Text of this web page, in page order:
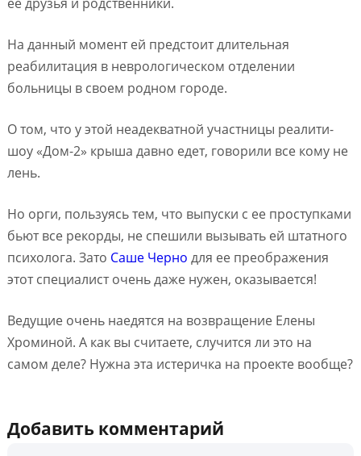
На данный момент ей предстоит длительная
реабилитация в неврологическом отделении
больницы в своем родном городе.
О том, что у этой неадекватной участницы реалити-
шоу «Дом-2» крыша давно едет, говорили все кому не
лень.
Но орги, пользуясь тем, что выпуски с ее проступками
бьют все рекорды, не спешили вызывать ей штатного
психолога. Зато Саше Черно для ее преображения
этот специалист очень даже нужен, оказывается!
Ведущие очень наедятся на возвращение Елены
Хроминой. А как вы считаете, случится ли это на
самом деле? Нужна эта истеричка на проекте вообще?
Добавить комментарий